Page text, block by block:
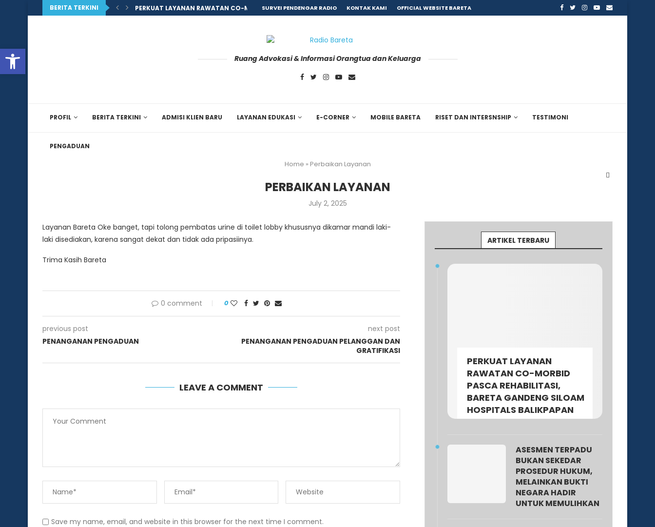
BERITA TERKINI PERKUAT LAYANAN RAWATAN CO-MORBID PASCA REHABILITASI, BARETA GANDENG...
SURVEI PENDENGAR RADIO KONTAK KAMI OFFICIAL WEBSITE BARETA
Ruang Advokasi & Informasi Orangtua dan Keluarga
PROFIL BERITA TERKINI ADMISI KLIEN BARU LAYANAN EDUKASI E-CORNER MOBILE BARETA RISET DAN INTERSNSHIP TESTIMONI
PENGADUAN
Home » Perbaikan Layanan
PERBAIKAN LAYANAN
July 2, 2025
Layanan Bareta Oke banget, tapi tolong pembatas urine di toilet lobby khususnya dikamar mandi laki-
laki disediakan, karena sangat dekat dan tidak ada pripasiinya.
Trima Kasih Bareta
0 comment 0
previous post
PENANGANAN PENGADUAN
next post
PENANGANAN PENGADUAN PELANGGAN DAN
GRATIFIKASI
LEAVE A COMMENT
Save my name, email, and website in this browser for the next time I comment.
ARTIKEL TERBARU
PERKUAT LAYANAN
RAWATAN CO-MORBID
PASCA REHABILITASI,
BARETA GANDENG SILOAM
HOSPITALS BALIKPAPAN
ASESMEN TERPADU
BUKAN SEKEDAR
PROSEDUR HUKUM,
MELAINKAN BUKTI
NEGARA HADIR
UNTUK MEMULIHKAN
Open toolbar